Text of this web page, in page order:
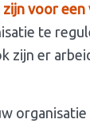
voor
te
zijn er